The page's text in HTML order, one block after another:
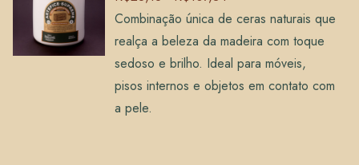
Combinação única de ceras naturais que
realça a beleza da madeira com toque
sedoso e brilho. Ideal para móveis,
pisos internos e objetos em contato com
a pele.